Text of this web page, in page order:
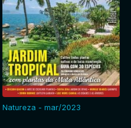
Natureza - mar/2023